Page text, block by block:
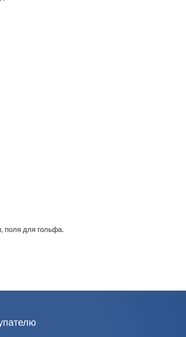
поля для гольфа.